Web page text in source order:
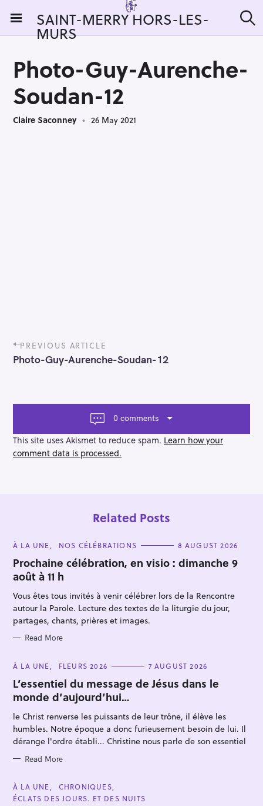
i
SAINT-MERRY HORS-LES-
MURS e
Photo-Guy-Aurenche-
Soudan-12
Claire Saconney 26 May 2021
P
o
s
a
g
a
t
PREVIOUS ARTICLE
Photo-Guy-Aurenche-Soudan-12
0 comments
This site uses Akismet to reduce spam. Learn how your
comment data is processed.
Related Posts
C
T
E
G
O
R
I
E
S
À LA UNE NOS CÉLÉBRATIONS 8 AUGUST 2026
Prochaine célébration, en visio : dimanche 9
août à 11 h
Vous êtes tous invités à venir célébrer lors de la Rencontre
autour la Parole. Lecture des textes de la liturgie du jour,
partages, chants, prières et images.
Read More
C
T
E
G
O
R
I
E
S
À LA UNE FLEURS 2026 7 AUGUST 2026
L’essentiel du message de Jésus dans le
monde d’aujourd’hui…
le Christ renverse les puissants de leur trône, il élève les
humbles. Notre époque a donc furieusement besoin de lui. Il
dérange l'ordre établi... Christine nous parle de son essentiel
Read More
C
A
T
À LA UNE
CHRONIQUES
ÉCLATS DES JOURS. ET DES NUITS
e
a
r
h
f